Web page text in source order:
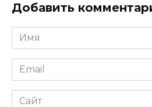
Добавить
Имя
*
Email
*
Сайт